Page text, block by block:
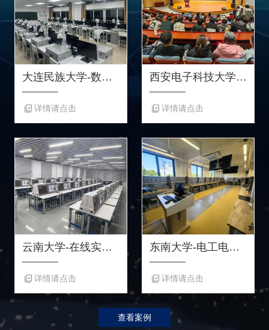
大连民族大学-数智化单片机与嵌入式实验室
详情请点击
西安电子科技大学-第一届“润众杯”射频电路设计大赛
详情请点击
云南大学-在线实景硬件系统实验室
详情请点击
东南大学-电工电子实验中心
详情请点击
查看案例